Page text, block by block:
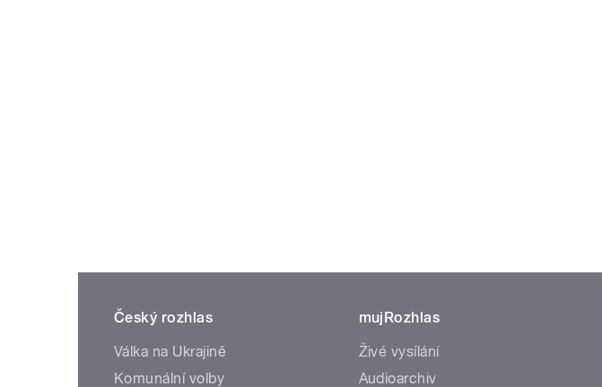
Český rozhlas
Válka na Ukrajině
Komunální volby
mujRozhlas
Živé vysílání
Audioarchiv